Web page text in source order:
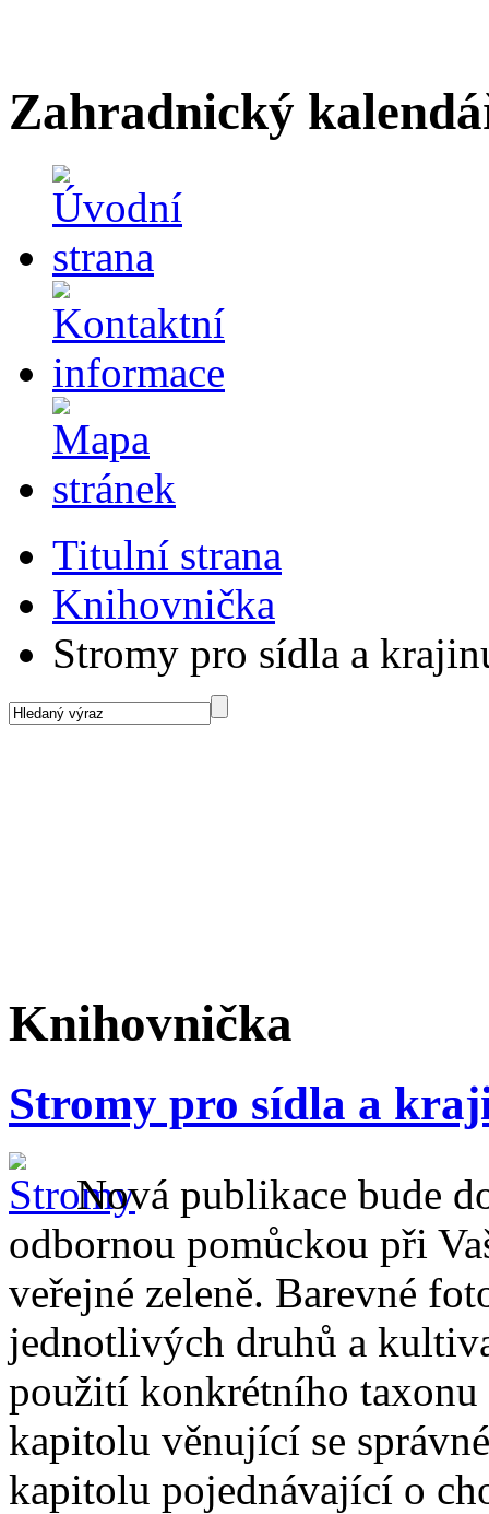
Zahradnický
Titulní strana
Knihovnička
Stromy pro sídla a
Knihovnička
Stromy pro sídla a
Nová publikace bude
odbornou pomůckou při
veřejné zeleně. Barevné
jednotlivých druhů a
použití konkrétního
kapitolu věnující se
kapitolu pojednávající o